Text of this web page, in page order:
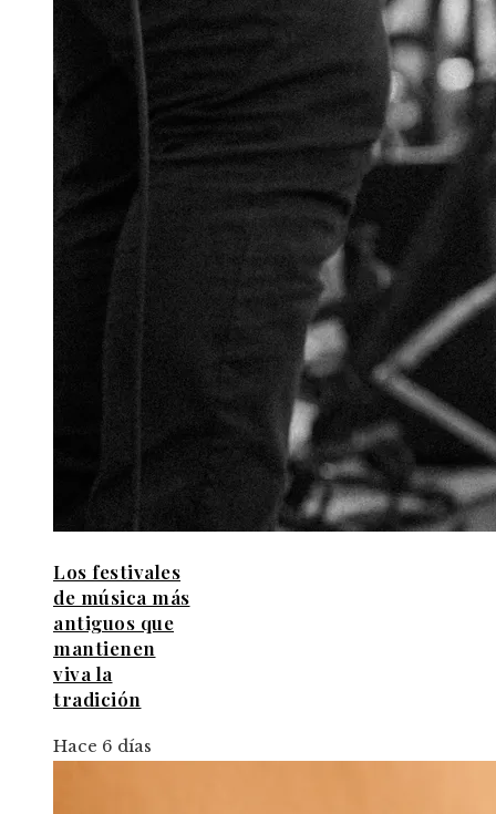
Los festivales
de música más
antiguos que
mantienen
viva la
tradición
Hace 6 días